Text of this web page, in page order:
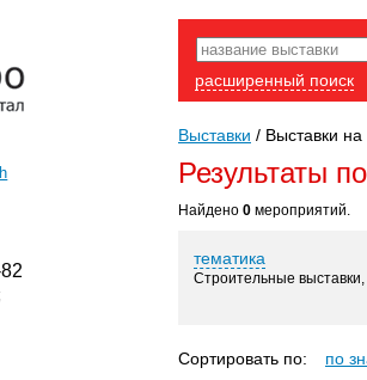
расширенный поиск
Выставки / Выставки на
Результаты
Найдено 0 мероприятий.
тематика
Строительные выставки,
Сортировать по: по